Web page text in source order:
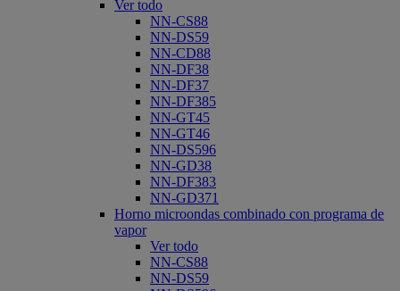
Ver todo
NN-CS88
NN-DS59
NN-CD88
NN-DF38
NN-DF37
NN-DF385
NN-GT45
NN-GT46
NN-DS596
NN-GD38
NN-DF383
NN-GD371
Horno microondas combinado con programa de
vapor
Ver todo
NN-CS88
NN-DS59